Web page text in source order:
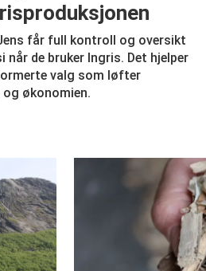
får full kontroll og oversikt
når de bruker Ingris. Det hjelper
valg som løfter
økonomien.